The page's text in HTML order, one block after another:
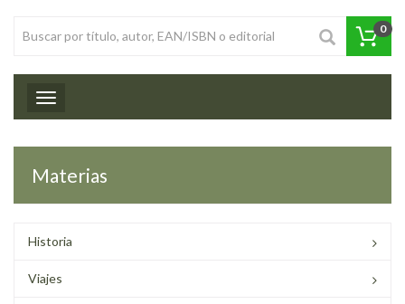
0
Toggle navigation
Materias
Historia
Viajes